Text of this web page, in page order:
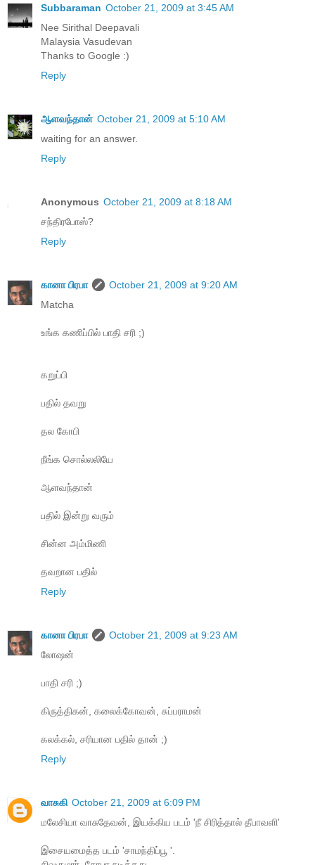
Subbaraman October 21, 2009 at 3:45 AM
Nee Sirithal Deepavali
Malaysia Vasudevan
Thanks to Google :)
Reply
ஆளவந்தான் October 21, 2009 at 5:10 AM
waiting for an answer.
Reply
Anonymous October 21, 2009 at 8:18 AM
சந்திரபோஸ்?
Reply
கானா பிரபா
October 21, 2009 at 9:20 AM
Matcha
உங்க கணிப்பில் பாதி சரி ;)
கறுப்பி
பதில் தவறு
தல கோபி
நீங்க சொல்லலியே
ஆளவந்தான்
பதில் இன்று வரும்
சின்ன அம்மிணி
தவறான பதில்
Reply
கானா பிரபா
October 21, 2009 at 9:23 AM
லோஷன்
பாதி சரி ;)
கிருத்திகன், கலைக்கோவன், சுப்பராமன்
கலக்கல், சரியான பதில் தான் ;)
Reply
வாசுகி October 21, 2009 at 6:09 PM
மலேசியா வாசுதேவன், இயக்கிய படம் 'நீ சிரித்தால் தீபாவளி'
இசையமைத்த படம் 'சாமந்திப்பூ '.